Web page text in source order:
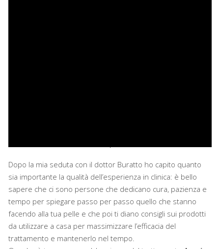
Dopo la mia seduta con il dottor Buratto ho capito quanto
sia importante la qualità dell’esperienza in clinica: è bello
sapere che ci sono persone che dedicano cura, pazienza e
tempo per spiegare passo per passo quello che stanno
facendo alla tua pelle e che poi ti diano consigli sui prodotti
da utilizzare a casa per massimizzare l’efficacia del
trattamento e mantenerlo nel tempo.